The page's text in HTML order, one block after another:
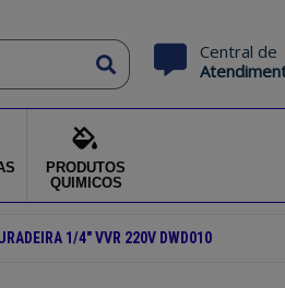
Central de
PRODUTOS
QUIMICOS
1/4" VVR 220V DWD010